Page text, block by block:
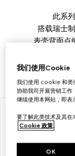
此系
搭载瑞士
表壳背面点
致意广袤航海
搭配精钢表
我们使用Cookie
我们使用 cookie 和类
协助我司开展营销工作
继续使用本网站，即表
要了解此类技术及其在
Cookie 政策。
OK